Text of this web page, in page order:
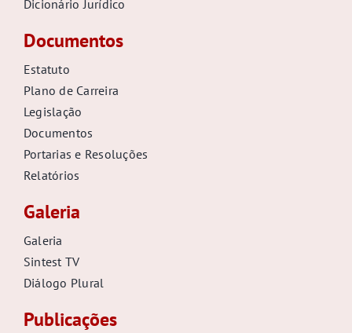
Dicionário Jurídico
Documentos
Estatuto
Plano de Carreira
Legislação
Documentos
Portarias e Resoluções
Relatórios
Galeria
Galeria
Sintest TV
Diálogo Plural
Publicações